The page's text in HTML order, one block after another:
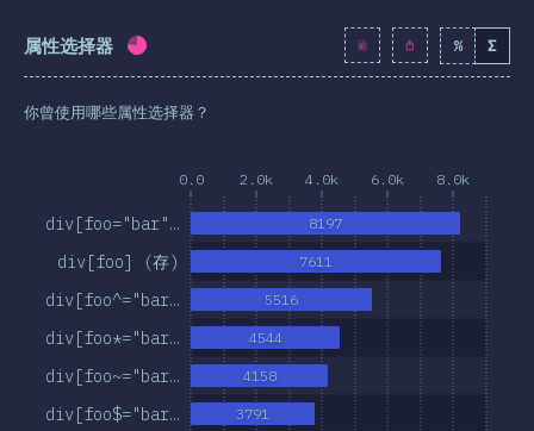
属性选择器 完成率: % Σ
你曾使用哪些属性选择器？
0.0 2.0k 4.0k 6.0k 8.0k
div[foo$="bar…
div[foo~="bar…
div[foo*="bar…
div[foo^="bar…
div[foo] (存)
div[foo="bar"…
3791
4158
4544
5516
7611
8197